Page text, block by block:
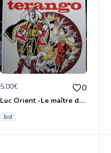
5.00€ 0
Luc Orient -Le maître de terango
bd